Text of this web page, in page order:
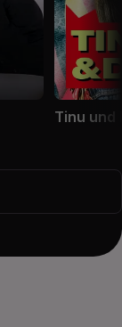
Tinu und